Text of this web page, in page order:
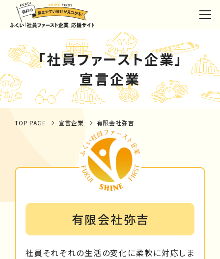
「社員ファースト企業」
宣言企業
TOP PAGE 宣言企業 有限会社弥吉
有限会社弥吉
社員それぞれの生活の変化に柔軟に対応しま